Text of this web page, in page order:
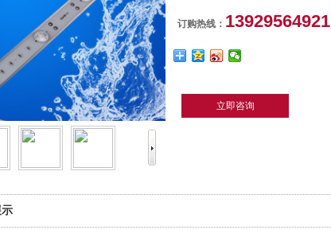
订购热线： 13929564921
立即咨询